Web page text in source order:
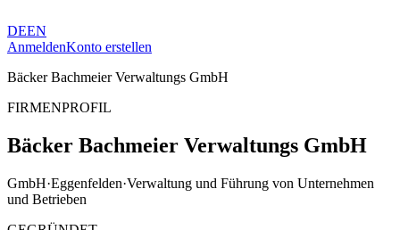
DEEN
AnmeldenKonto erstellen
Bäcker Bachmeier Verwaltungs GmbH
FIRMENPROFIL
Bäcker Bachmeier Verwaltungs GmbH
GmbH·Eggenfelden·Verwaltung und Führung von Unternehmen
und Betrieben